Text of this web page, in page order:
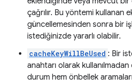
çağrılır. Bu yöntemi kullanan
güncellemesinden sonra bir
istediğinizde yararlı olabilir.
cacheKeyWillBeUsed : Bir
anahtarı olarak kullanılmadan
durum hem önbellek